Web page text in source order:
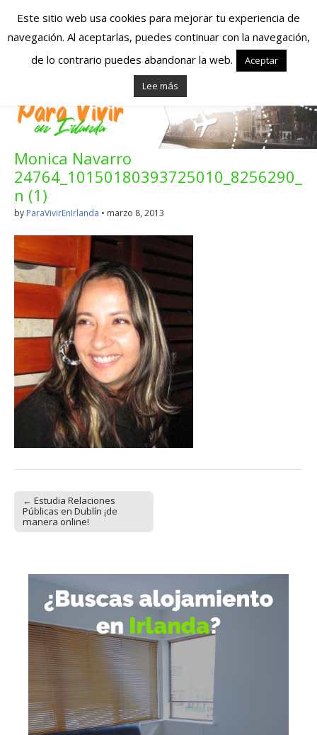
Españoles en
Irlanda – Vivir en
Irlanda – Trabajo
en Irlanda –
Alojamiento en
Irlanda
Blog dedicado a los que viven, estudian y trabajan en
Irlanda!
Monica Navarro
24764_10150180393725010_8256290_
n (1)
by ParaVivirEnIrlanda • marzo 8, 2013
Post navigation
← Estudia Relaciones
Públicas en Dublín ¡de
manera online!
Este sitio web usa cookies para mejorar tu experiencia de
navegación. Al aceptarlas, puedes continuar con la navegación,
de lo contrario puedes abandonar la web.
Aceptar
Lee más